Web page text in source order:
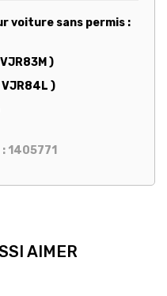
voiture sans permis :
)
)
1405771
AIMER